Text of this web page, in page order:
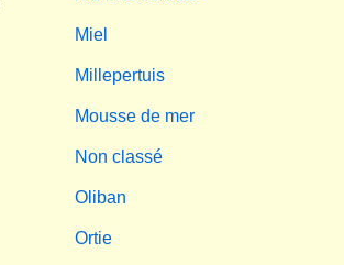
Miel
Millepertuis
Mousse de mer
Non classé
Oliban
Ortie